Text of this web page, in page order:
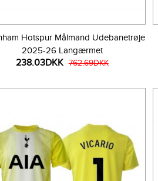
Hotspur Målmand Udebanetrøje
2025-26 Langærmet
238.03DKK 762.69DKK